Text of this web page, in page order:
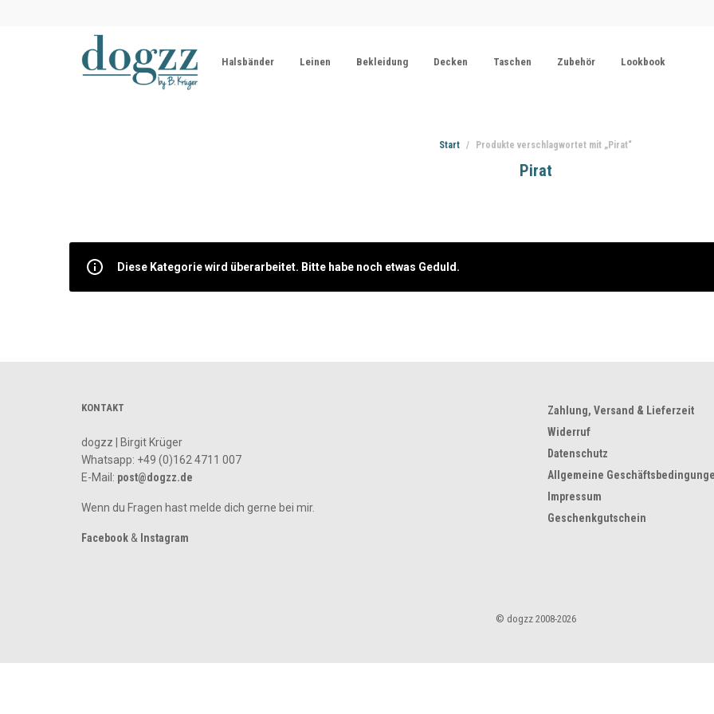
Halsbänder Leinen Bekleidung Decken Taschen Zubehör Lookbook
Start / Produkte verschlagwortet mit „Pirat“
Pirat
Diese Kategorie wird überarbeitet. Bitte habe noch etwas Geduld.
KONTAKT
dogzz | Birgit Krüger
Whatsapp: +49 (0)162 4711 007
E-Mail: post@dogzz.de
Wenn du Fragen hast melde dich gerne bei mir.
Facebook & Instagram
Zahlung, Versand & Lieferzeit
Widerruf
Datenschutz
Allgemeine
Impressum
Geschenkgutschein
© dogzz 2008-2026